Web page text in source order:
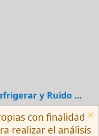
Undervolt, Overclock, Refrigerar y Ruido en el PC
con finalidad
realizar el análisis